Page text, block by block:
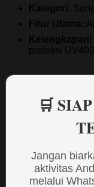
Kategori:
Fitur Utama:
Kelengkapan:
proteksi UV400
🛒
Jangan
aktivitas
melalui